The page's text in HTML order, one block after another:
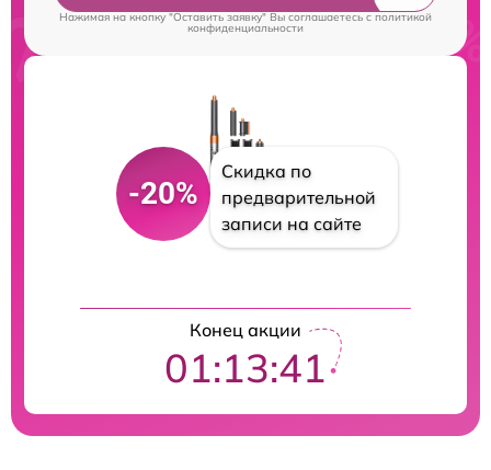
Нажимая на кнопку "Оставить заявку" Вы соглашаетесь cполитикой
конфиденциальности
-20%
Скидка по
предварительной
записи на сайте
Конец акции
01:13:40